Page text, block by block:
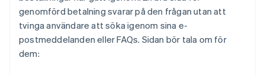
genomförd betalning svarar på den frågan utan att
tvinga användare att söka igenom sina e-
postmeddelanden eller FAQs. Sidan bör tala om för
dem: